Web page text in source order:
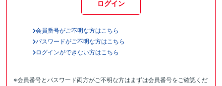
ログイン
会員番号がご不明な方はこちら
パスワードがご不明な方はこちら
ログインができない方はこちら
※会員番号とパスワード両方がご不明な方はまずは会員番号をご確認くだ